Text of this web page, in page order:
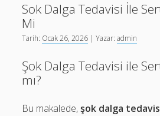
Sayfa Listesi
Şifresiz Instagram Beğeni Arttırma
Liste
Şifresiz Instagram Beğeni Arttırma
Sok Dalga Tedavisi İle
Mi
Tarih: Ocak 26, 2026 | Yazar:admin
Şok Dalga Tedavisi ile
mı?
Bu makalede,şok dalga